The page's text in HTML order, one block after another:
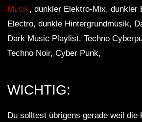
Musik, dunkler Elektro-Mix, dunkler
Electro, dunkle Hintergrundmusik,
Dark Music Playlist, Techno
Techno Noir, Cyber ​​Punk,
WICHTIG:
Du solltest übrigens gerade weil die